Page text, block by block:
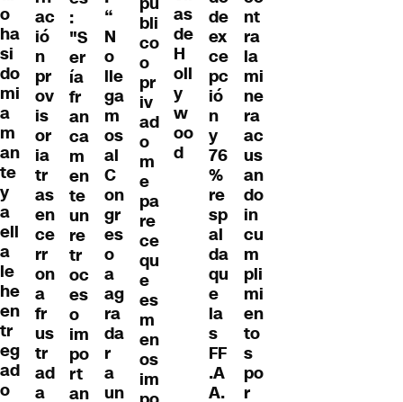
o
ha
si
do
mi
a
m
an
te
y
a
ell
a
le
he
en
tr
eg
ad
o
ac
ió
n
pr
ov
is
or
ia
tr
as
en
ce
rr
on
a
fr
us
tr
ad
a
:
"S
er
ía
fr
an
ca
m
en
te
un
re
tr
oc
es
o
im
po
rt
an
“
N
o
lle
ga
m
os
al
C
on
gr
es
o
a
ag
ra
da
r
a
un
bli
co
o
pr
iv
ad
o
m
e
pa
re
ce
qu
e
es
m
en
os
im
as
de
H
oll
y
w
oo
d
de
ex
ce
pc
ió
n
y
76
%
re
sp
al
da
qu
e
la
s
FF
.A
A.
nt
ra
la
mi
ne
ra
ac
us
an
do
in
cu
m
pli
mi
en
to
s
po
r